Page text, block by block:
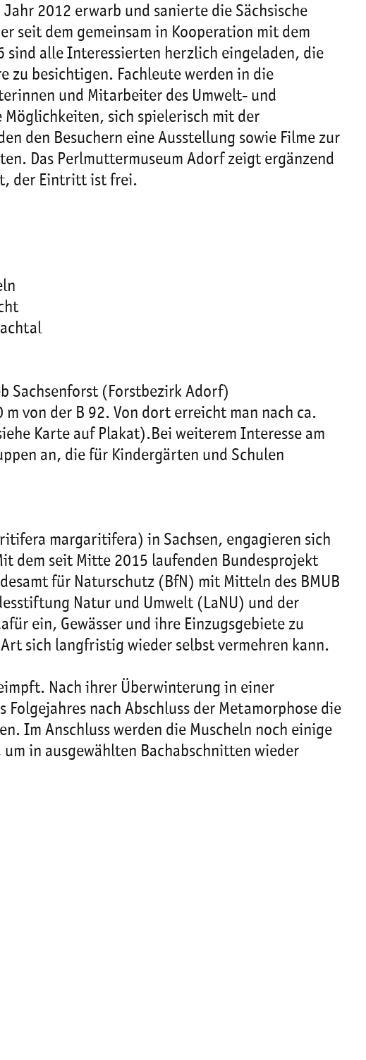
2012 erwarb und sanierte die Sächsische
seit dem gemeinsam in Kooperation mit dem
sind alle Interessierten herzlich eingeladen, die
zu besichtigen. Fachleute werden in die
und Mitarbeiter des Umwelt- und
Möglichkeiten, sich spielerisch mit der
den Besuchern eine Ausstellung sowie Filme zur
Das Perlmuttermuseum Adorf zeigt ergänzend
der Eintritt ist frei.
Sachsenforst (Forstbezirk Adorf)
von der B 92. Von dort erreicht man nach ca.
Karte auf Plakat).Bei weiterem Interesse am
an, die für Kindergärten und Schulen
margaritifera) in Sachsen, engagieren sich
dem seit Mitte 2015 laufenden Bundesprojekt
für Naturschutz (BfN) mit Mitteln des BMUB
Natur und Umwelt (LaNU) und der
ein, Gewässer und ihre Einzugsgebiete zu
sich langfristig wieder selbst vermehren kann.
Nach ihrer Überwinterung in einer
nach Abschluss der Metamorphose die
Im Anschluss werden die Muscheln noch einige
in ausgewählten Bachabschnitten wieder